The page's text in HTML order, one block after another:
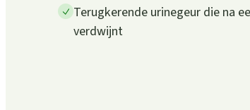
Terugkerende urinegeur die na
verdwijnt